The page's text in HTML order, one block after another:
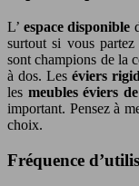
L’ espace disponible
surtout si vous partez
sont champions de la
à dos. Les éviers
les meubles éviers
important. Pensez à
choix.
Fréquence